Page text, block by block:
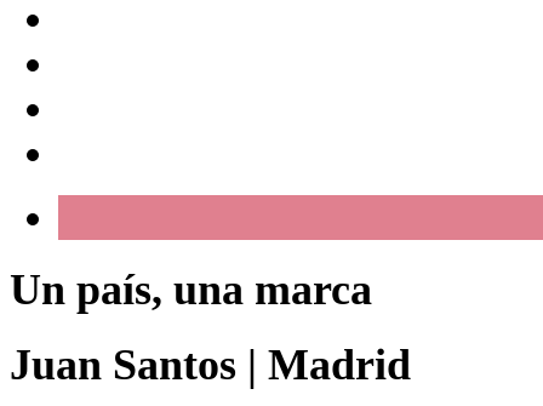
Un país, una marca
Juan Santos | Madrid